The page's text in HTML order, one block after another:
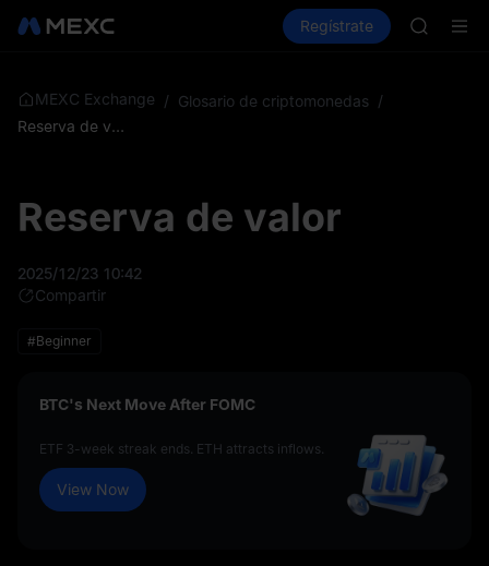
Mercados Spot Futuros
Regístrate
ACE
MEXC Exchange / Glosario de criptomonedas /
Reserva de valor
Reserva de valor
2025/12/23 10:42
Compartir
#Beginner
BTC's Next Move After FOMC
ETF 3-week streak ends. ETH attracts inflows.
View Now